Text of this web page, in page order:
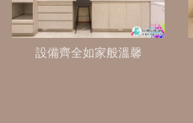
設備齊全如家般溫馨